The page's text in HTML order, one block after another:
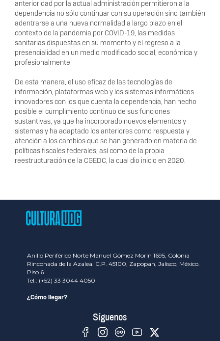
anterioridad por la actual administración permitieron a la
dependencia no sólo continuar con su operación sino también
adentrarse a una nueva normalidad a largo plazo en el
contexto de la pandemia por COVID-19, las medidas
sanitarias dispuestas en su momento y el regreso a la
presencialidad en un medio modificado social, económica y
profesionalmente.
De esta manera, el uso eficaz de las tecnologías de
información, plataformas web y los sistemas informáticos
innovadores con los que cuenta la dependencia, han hecho
posible el cumplimiento continuo de sus funciones
sustantivas, ya que ha incorporado nuevos elementos y
sistemas y ha adaptado los anteriores como respuesta y
atención a los cambios que se han generado en materia de
políticas fiscales federales, así como de la propia
reestructuración de la CGEDC, la cual dio inicio en 2020.
Anillo Periférico Norte Manuel Gómez Morín 1695, Colonia
Rinconada de la Azalea. C.P. 45100, Zapopan, Jalisco, México.
Piso 6
Tel.: (+52) 33 3044 4050
¿Cómo llegar?
Síguenos